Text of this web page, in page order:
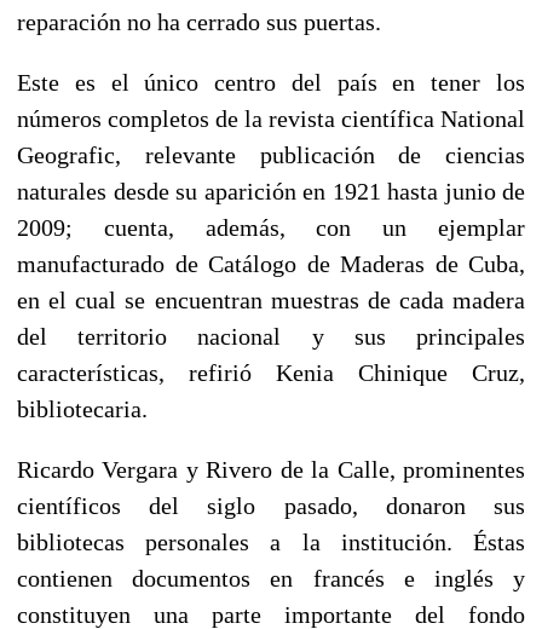
reparación no ha cerrado sus puertas.
Este es el único centro del país en tener los
números completos de la revista científica National
Geografic, relevante publicación de ciencias
naturales desde su aparición en 1921 hasta junio de
2009; cuenta, además, con un ejemplar
manufacturado de Catálogo de Maderas de Cuba,
en el cual se encuentran muestras de cada madera
del territorio nacional y sus principales
características, refirió Kenia Chinique Cruz,
bibliotecaria.
Ricardo Vergara y Rivero de la Calle, prominentes
científicos del siglo pasado, donaron sus
bibliotecas personales a la institución. Éstas
contienen documentos en francés e inglés y
constituyen una parte importante del fondo